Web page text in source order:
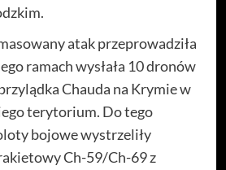
atak przeprowadziła
ramach wysłała 10 dronów
Chauda na Krymie w
terytorium. Do tego
bojowe wystrzeliły
Ch-59/Ch-69 z